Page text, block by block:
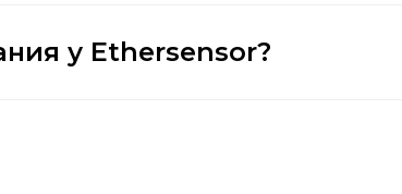
у Ethersensor?